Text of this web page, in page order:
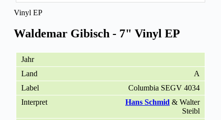
Vinyl EP
Waldemar Gibisch - 7" Vinyl EP
A
Columbia SEGV 4034
Hans Schmid & Walter
Steibl